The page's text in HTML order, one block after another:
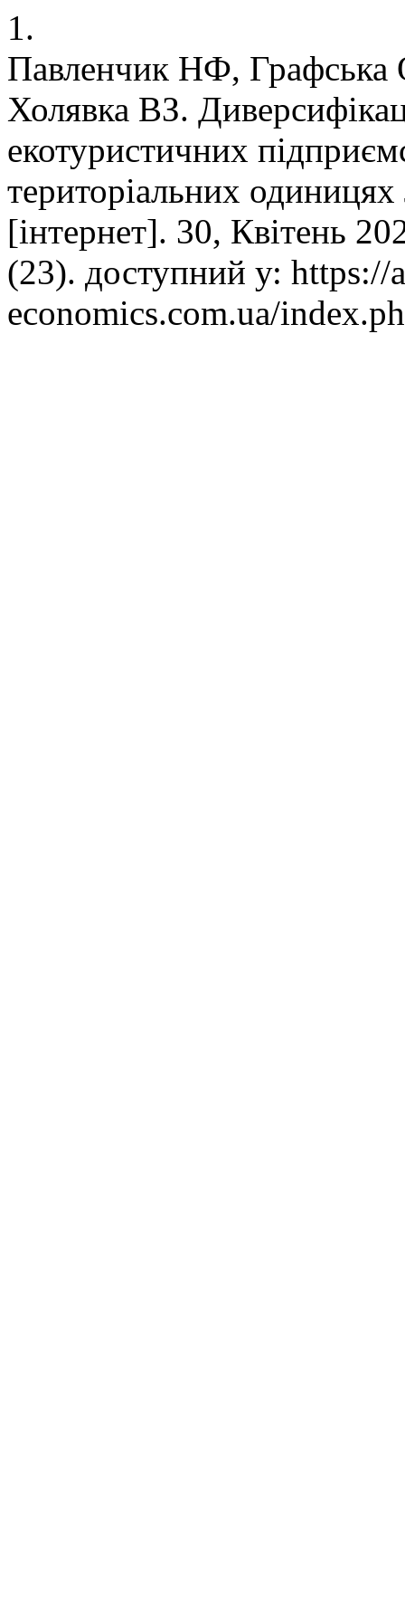
1.
Павленчик НФ,
Холявка ВЗ.
екотуристичних
територіальних одиницях
[інтернет]. 30, Квітень
(23). доступний у: https://
economics.com.ua/